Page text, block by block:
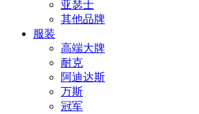
亚瑟士
其他品牌
服装
高端大牌
耐克
阿迪达斯
万斯
冠军